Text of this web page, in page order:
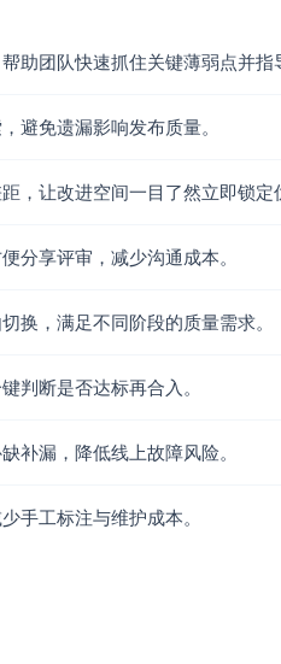
，让 gateway.charge 每次抛出异
断言折扣后 total 计算正确并非负
返回 201 且响应体包含 id/total/txId
助团队快速抓住关键薄弱点并指
避免遗漏影响发布质量。
，让改进空间一目了然立即锁定
分享评审，减少沟通成本。
换，满足不同阶段的质量需求。
判断是否达标再合入。
补漏，降低线上故障风险。
手工标注与维护成本。